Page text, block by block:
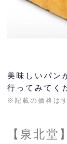
美味しいパン
行ってみてく
※記載の価格は
【泉北堂】